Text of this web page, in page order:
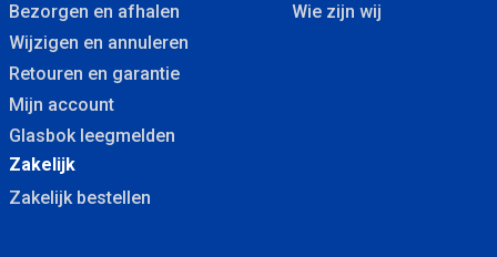
Bezorgen en afhalen
Wijzigen en annuleren
Retouren en garantie
Mijn account
Glasbok leegmelden
Wie zijn wij
Zakelijk
Zakelijk bestellen